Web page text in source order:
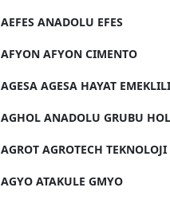
AEFES ANADOLU EFES
AFYON AFYON CIMENTO
AGESA AGESA HAYAT
AGHOL ANADOLU GRUBU
AGROT AGROTECH TEKNOLOJI
AGYO ATAKULE GMYO